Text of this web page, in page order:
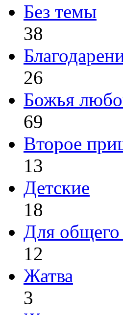
Без темы
38
26
Божья
69
Второе
13
Детские
18
Для
12
Жатва
3